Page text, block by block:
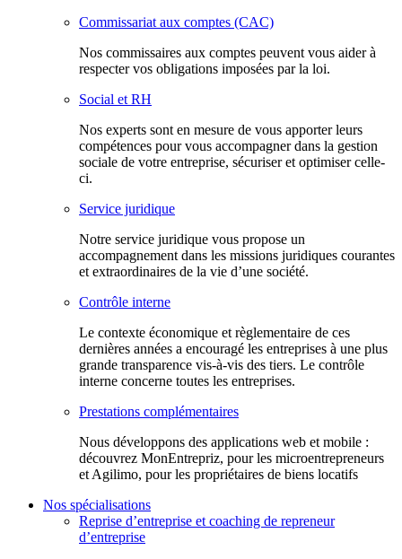
Commissariat aux comptes (CAC)
Nos commissaires aux comptes peuvent vous aider à
respecter vos obligations imposées par la loi.
Social et RH
Nos experts sont en mesure de vous apporter leurs
compétences pour vous accompagner dans la gestion
sociale de votre entreprise, sécuriser et optimiser celle-
ci.
Service juridique
Notre service juridique vous propose un
accompagnement dans les missions juridiques courantes
et extraordinaires de la vie d’une société.
Contrôle interne
Le contexte économique et règlementaire de ces
dernières années a encouragé les entreprises à une plus
grande transparence vis-à-vis des tiers. Le contrôle
interne concerne toutes les entreprises.
Prestations complémentaires
Nous développons des applications web et mobile :
découvrez MonEntrepriz, pour les microentrepreneurs
et Agilimo, pour les propriétaires de biens locatifs
Nos spécialisations
Reprise d’entreprise et coaching de repreneur
d’entreprise